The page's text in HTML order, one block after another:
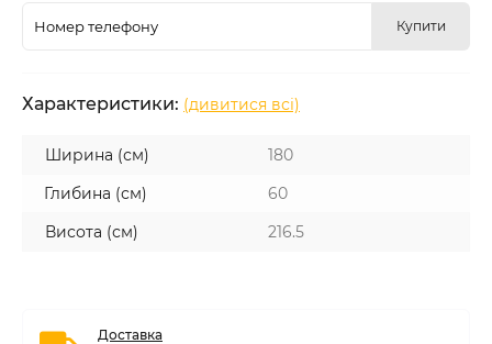
Купити
Характеристики: (дивитися всі)
Ширина (см)
180
Глибина (см)
60
Висота (см)
216.5
Доставка